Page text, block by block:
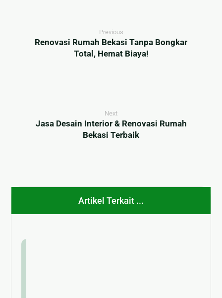
Previous
Renovasi Rumah Bekasi Tanpa Bongkar
Total, Hemat Biaya!
Next
Jasa Desain Interior & Renovasi Rumah
Bekasi Terbaik
Artikel Terkait ...